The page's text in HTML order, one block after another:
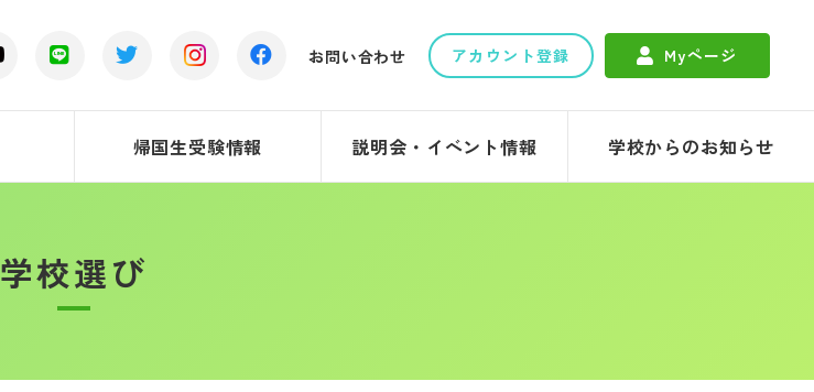
お問い合わせ アカウント登録 Myページ
帰国生受験情報 説明会・イベント情報 学校からのお知らせ
学校選び